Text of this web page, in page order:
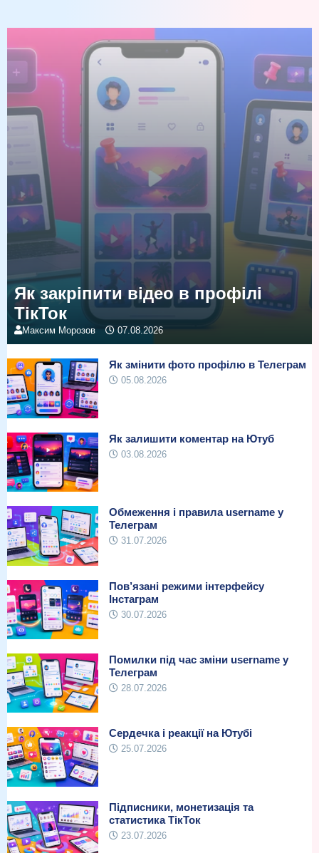
Як закріпити відео в профілі
ТікТок
Максим Морозов 07.08.2026
Як змінити фото профілю в Телеграм
05.08.2026
Як залишити коментар на Ютуб
03.08.2026
Обмеження і правила username у
Телеграм
31.07.2026
Пов’язані режими інтерфейсу
Інстаграм
30.07.2026
Помилки під час зміни username у
Телеграм
28.07.2026
Сердечка і реакції на Ютубі
25.07.2026
Підписники, монетизація та
статистика ТікТок
23.07.2026